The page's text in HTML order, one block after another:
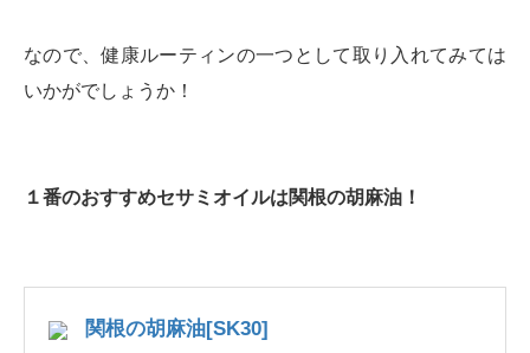
なので、健康ルーティンの一つとして取り入れてみては
いかがでしょうか！
１番のおすすめセサミオイルは関根の胡麻油！
関根の胡麻油[SK30]